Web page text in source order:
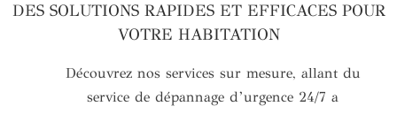
DES SOLUTIONS RAPIDES ET EFFICACES POUR
VOTRE HABITATION
Découvrez nos services sur mesure, allant du
service de dépannage d’urgence 24/7 a